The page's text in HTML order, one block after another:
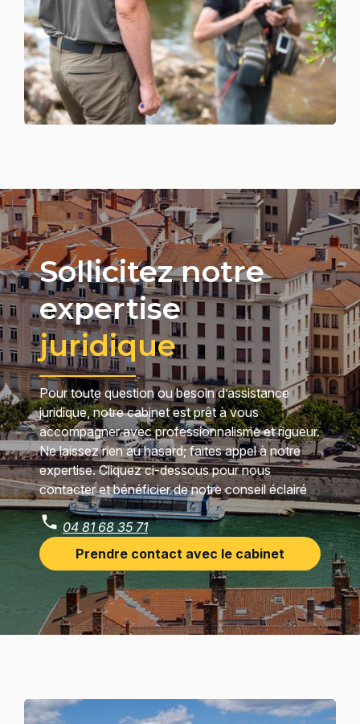
Sollicitez notre
expertise
juridique
Pour toute question ou besoin d’assistance
juridique, notre cabinet est prêt à vous
accompagner avec professionnalisme et rigueur.
Ne laissez rien au hasard; faites appel à notre
expertise. Cliquez ci-dessous pour nous
contacter et bénéficier de notre conseil éclairé
04 81 68 35 71
Prendre contact avec le cabinet